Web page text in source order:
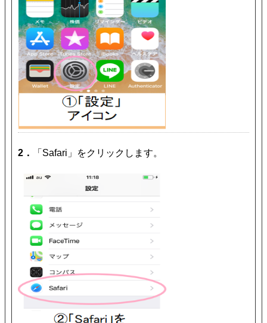
2． 「Safari」をクリックします。